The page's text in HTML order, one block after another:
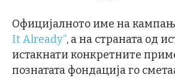
Официјалното име на
It Already“, а на страната од
истакнати конкретните
познатата фондација го